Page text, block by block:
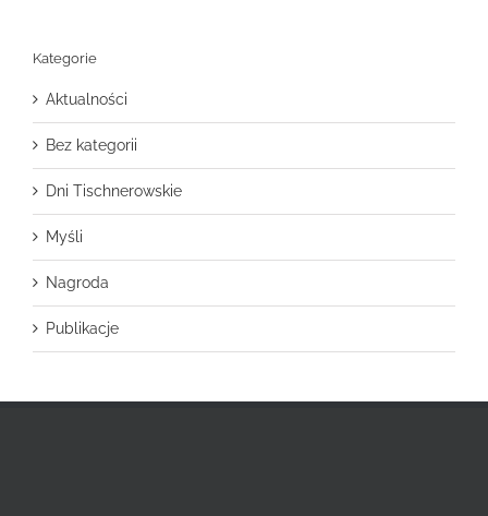
Kategorie
Aktualności
Bez kategorii
Dni Tischnerowskie
Myśli
Nagroda
Publikacje